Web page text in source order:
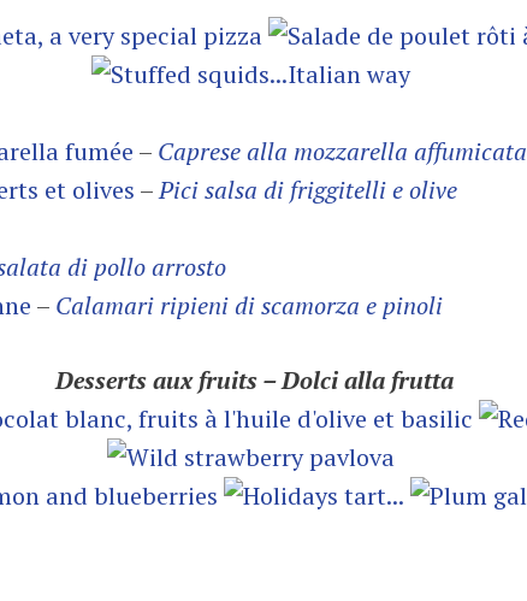
fumée – Caprese alla mozzarella affumicata
et olives –Pici salsa di friggitelli e olive
di pollo arrosto
– Calamari ripieni di scamorza e pinoli
Desserts aux fruits – Dolci alla frutta